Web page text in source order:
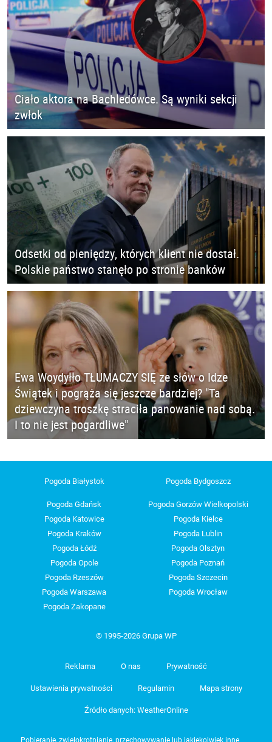
Ciało aktora na Bachledówce. Są wyniki sekcji
zwłok
Odsetki od pieniędzy, których klient nie dostał.
Polskie państwo stanęło po stronie banków
Ewa Woydyłło TŁUMACZY SIĘ ze słów o Idze
Świątek i pogrąża się jeszcze bardziej? "Ta
dziewczyna troszkę straciła panowanie nad sobą.
I to nie jest pogardliwe"
Pogoda Białystok Pogoda Bydgoszcz
Pogoda Gdańsk
Pogoda Gorzów Wielkopolski
Pogoda Katowice
Pogoda Kielce
Pogoda Kraków
Pogoda Lublin
Pogoda Łódź
Pogoda Olsztyn
Pogoda Opole
Pogoda Poznań
Pogoda Rzeszów
Pogoda Szczecin
Pogoda Warszawa
Pogoda Wrocław
Pogoda Zakopane
© 1995-2026 Grupa WP
Reklama O nas Prywatność
Ustawienia prywatności Regulamin Mapa strony
Źródło danych: WeatherOnline
Pobieranie, zwielokrotnianie, przechowywanie lub jakiekolwiek inne